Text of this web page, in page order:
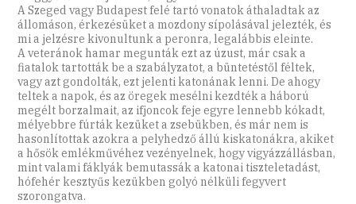
A Szeged vagy Budapest felé tartó vonatok áthaladtak az
állomáson, érkezésüket a mozdony sípolásával jelezték, és
mi a jelzésre kivonultunk a peronra, legalábbis eleinte.
A veteránok hamar megunták ezt az úzust, már csak a
fiatalok tartották be a szabályzatot, a büntetéstől féltek,
vagy azt gondolták, ezt jelenti katonának lenni. De ahogy
teltek a napok, és az öregek mesélni kezdték a háború
megélt borzalmait, az ifjoncok feje egyre lennebb kókadt,
mélyebbre fúrták kezüket a zsebükben, és már nem is
hasonlítottak azokra a pelyhedző állú kiskatonákra, akiket
a hősök emlékművéhez vezényelnek, hogy vigyázzállásban,
mint valami fáklyák bemutassák a katonai tiszteletadást,
hófehér kesztyűs kezükben golyó nélküli fegyvert
szorongatva.